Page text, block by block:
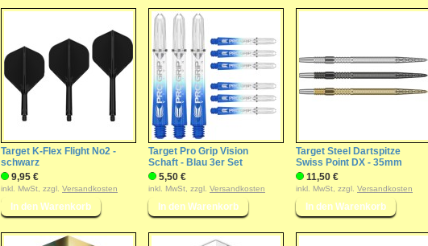
Target K-Flex Flight No2 -
schwarz
9,95 €
inkl. MwSt, zzgl. Versandkosten
Target Pro Grip Vision
Schaft - Blau 3er Set
5,50 €
inkl. MwSt, zzgl. Versandkosten
Target Steel Dartspitze
Swiss Point DX - 35mm
11,50 €
inkl. MwSt, zzgl. Versandkosten